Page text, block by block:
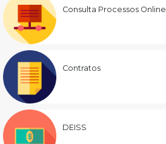
Consulta Processos Online
Contratos
DEISS